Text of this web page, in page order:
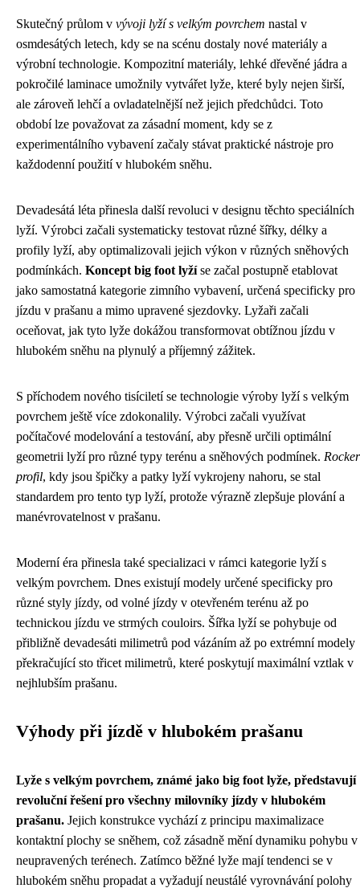
Skutečný průlom v vývoji lyží s velkým povrchem nastal v
osmdesátých letech, kdy se na scénu dostaly nové materiály a
výrobní technologie. Kompozitní materiály, lehké dřevěné jádra a
pokročilé laminace umožnily vytvářet lyže, které byly nejen širší,
ale zároveň lehčí a ovladatelnější než jejich předchůdci. Toto
období lze považovat za zásadní moment, kdy se z
experimentálního vybavení začaly stávat praktické nástroje pro
každodenní použití v hlubokém sněhu.
Devadesátá léta přinesla další revoluci v designu těchto speciálních
lyží. Výrobci začali systematicky testovat různé šířky, délky a
profily lyží, aby optimalizovali jejich výkon v různých sněhových
podmínkách. Koncept big foot lyžíse začal postupně etablovat
jako samostatná kategorie zimního vybavení, určená specificky pro
jízdu v prašanu a mimo upravené sjezdovky. Lyžaři začali
oceňovat, jak tyto lyže dokážou transformovat obtížnou jízdu v
hlubokém sněhu na plynulý a příjemný zážitek.
S příchodem nového tisíciletí se technologie výroby lyží s velkým
povrchem ještě více zdokonalily. Výrobci začali využívat
počítačové modelování a testování, aby přesně určili optimální
geometrii lyží pro různé typy terénu a sněhových podmínek. Rocker
profil, kdy jsou špičky a patky lyží vykrojeny nahoru, se stal
standardem pro tento typ lyží, protože výrazně zlepšuje plování a
manévrovatelnost v prašanu.
Moderní éra přinesla také specializaci v rámci kategorie lyží s
velkým povrchem. Dnes existují modely určené specificky pro
různé styly jízdy, od volné jízdy v otevřeném terénu až po
technickou jízdu ve strmých couloirs. Šířka lyží se pohybuje od
přibližně devadesáti milimetrů pod vázáním až po extrémní modely
překračující sto třicet milimetrů, které poskytují maximální vztlak v
nejhlubším prašanu.
Výhody při jízdě v hlubokém prašanu
Lyže s velkým povrchem, známé jako big foot lyže, představují
revoluční řešení pro všechny milovníky jízdy v hlubokém
prašanu. Jejich konstrukce vychází z principu maximalizace
kontaktní plochy se sněhem, což zásadně mění dynamiku pohybu v
neupravených terénech. Zatímco běžné lyže mají tendenci se v
hlubokém sněhu propadat a vyžadují neustálé vyrovnávání polohy